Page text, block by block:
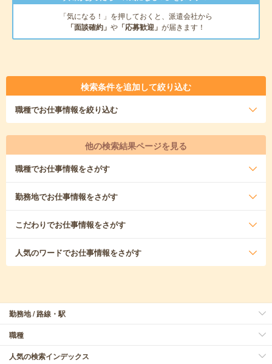
「気になる！」を押しておくと、派遣会社から
「面談確約」 や 「応募歓迎」 が届きます！
検索条件を追加して絞り込む
職種でお仕事情報を絞り込む
他の検索結果ページを見る
職種でお仕事情報をさがす
勤務地でお仕事情報をさがす
こだわりでお仕事情報をさがす
人気のワードでお仕事情報をさがす
勤務地 / 路線・駅
職種
人気の検索インデックス